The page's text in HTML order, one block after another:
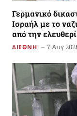
Γερμανικό
Ισραήλ με το
από την
ΔΙΕΘΝΗ 7 Αυγ